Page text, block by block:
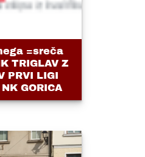
=sreča
TRIGLAV Z
PRVI LIGI
GORICA